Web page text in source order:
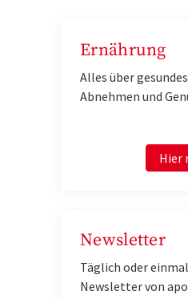
Ernährung
Alles über
Abnehmen und
Hier
Newsletter
Täglich oder
Newsletter von